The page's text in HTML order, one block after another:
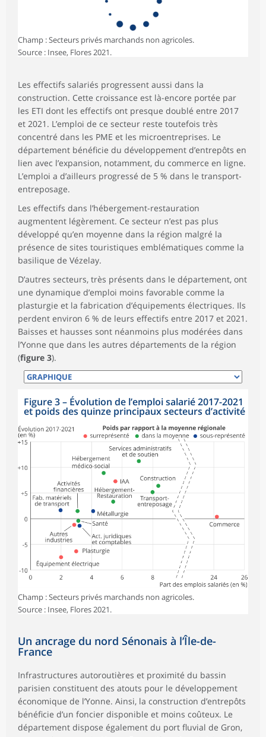
Champ : Secteurs privés marchands non agricoles.
Source : Insee, Flores 2021.
Les effectifs salariés progressent aussi dans la
construction. Cette croissance est là-encore portée par
les ETI dont les effectifs ont presque doublé entre 2017
et 2021. L’emploi de ce secteur reste toutefois très
concentré dans les PME et les microentreprises. Le
département bénéficie du développement d’entrepôts en
lien avec l’expansion, notamment, du commerce en ligne.
L’emploi a d’ailleurs progressé de 5 % dans le transport-
entreposage.
Les effectifs dans l’hébergement-restauration
augmentent légèrement. Ce secteur n’est pas plus
développé qu’en moyenne dans la région malgré la
présence de sites touristiques emblématiques comme la
basilique de Vézelay.
D’autres secteurs, très présents dans le département, ont
une dynamique d’emploi moins favorable comme la
plasturgie et la fabrication d’équipements électriques. Ils
perdent environ 6 % de leurs effectifs entre 2017 et 2021.
Baisses et hausses sont néanmoins plus modérées dans
l’Yonne que dans les autres départements de la région
(figure 3).
Figure 3– Évolution de l’emploi salarié 2017-2021
et poids des quinze principaux secteurs d’activité
Champ : Secteurs privés marchands non agricoles.
Source : Insee, Flores 2021.
Un ancrage du nord Sénonais à l’Île-de-
France
Infrastructures autoroutières et proximité du bassin
parisien constituent des atouts pour le développement
économique de l’Yonne. Ainsi, la construction d’entrepôts
bénéficie d’un foncier disponible et moins coûteux. Le
département dispose également du port fluvial de Gron,